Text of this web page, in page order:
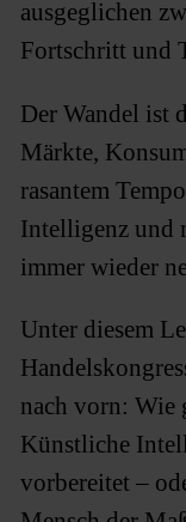
ausgeglichen
Fortschritt und
Der Wandel ist
Märkte,
rasantem
Intelligenz und
immer wieder
Unter diesem
nach vorn: Wie
Künstliche
vorbereitet –